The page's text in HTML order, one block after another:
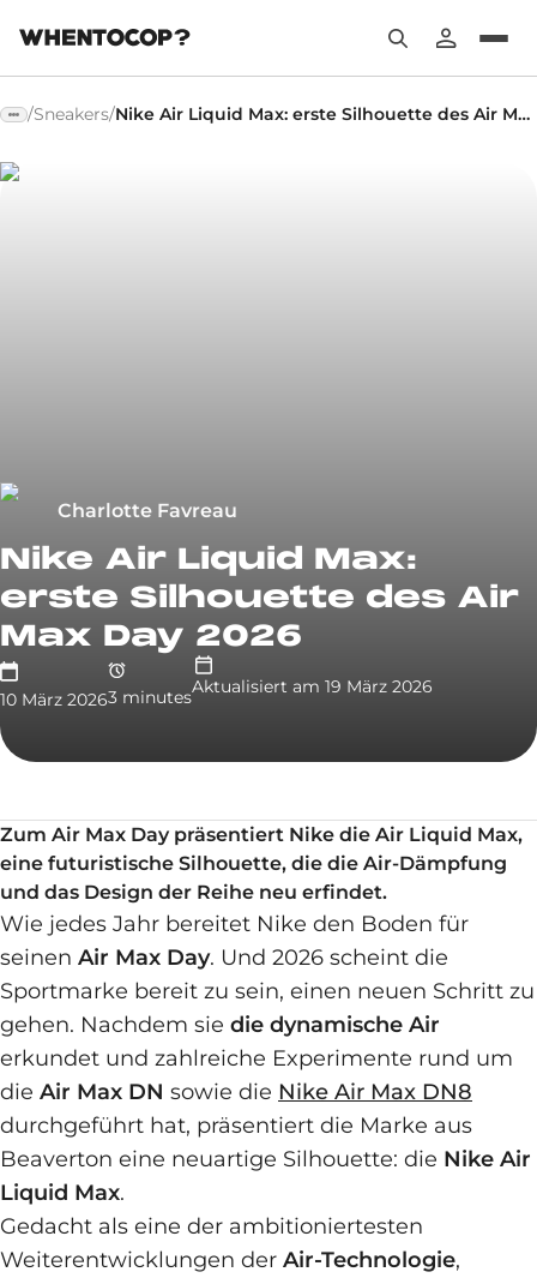
/Sneakers/ Nike Air Liquid Max: erste Silhouette des Air Max Day 2026
Charlotte Favreau
Nike Air Liquid Max:
erste Silhouette des Air
Max Day 2026
10 März 20263 minutesAktualisiert am 19 März 2026
Zum Air Max Day präsentiert Nike die Air Liquid Max,
eine futuristische Silhouette, die die Air-Dämpfung
und das Design der Reihe neu erfindet.
Wie jedes Jahr bereitet Nike den Boden für
seinen Air Max Day. Und 2026 scheint die
Sportmarke bereit zu sein, einen neuen Schritt zu
gehen. Nachdem sie die dynamische Air
erkundet und zahlreiche Experimente rund um
die Air Max DN sowie die Nike Air Max DN8
durchgeführt hat, präsentiert die Marke aus
Beaverton eine neuartige Silhouette: die Nike Air
Liquid Max.
Gedacht als eine der ambitioniertesten
Weiterentwicklungen der Air-Technologie,